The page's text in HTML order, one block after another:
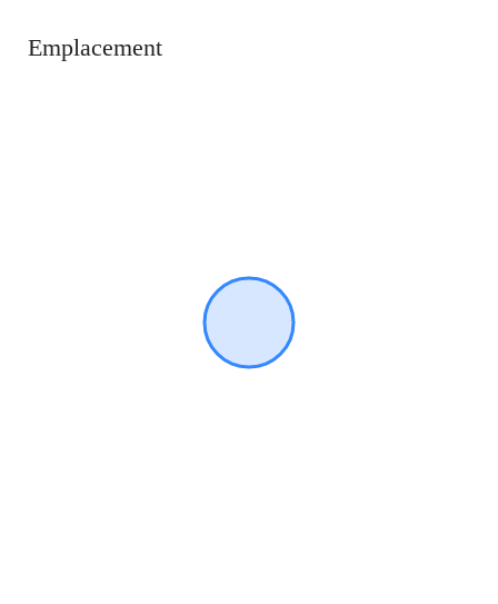
Emplacement